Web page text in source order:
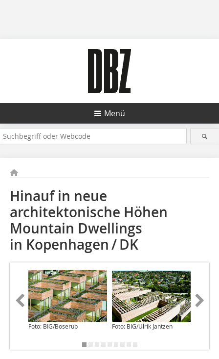
Menü
Hinauf in neue
architektonische Höhen
Mountain Dwellings
in Kopenhagen / DK
Foto: BIG/Boserup Foto: BIG/Ulrik Jantzen